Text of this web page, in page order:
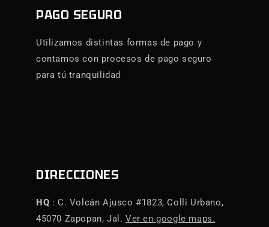
PAGO SEGURO
Utilizamos distintas formas de pago y
contamos con procesos de pago seguro
para tú tranquilidad
DIRECCIONES
HQ : C. Volcán Ajusco #1823, Colli Urbano,
45070 Zapopan, Jal. Ver en google maps.